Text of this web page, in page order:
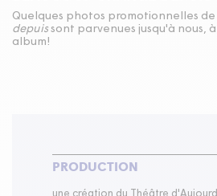
Quelques photos promotionnelles de
depuis sont parvenues jusqu'à nous,
album!
PRODUCTION
une création du Théâtre